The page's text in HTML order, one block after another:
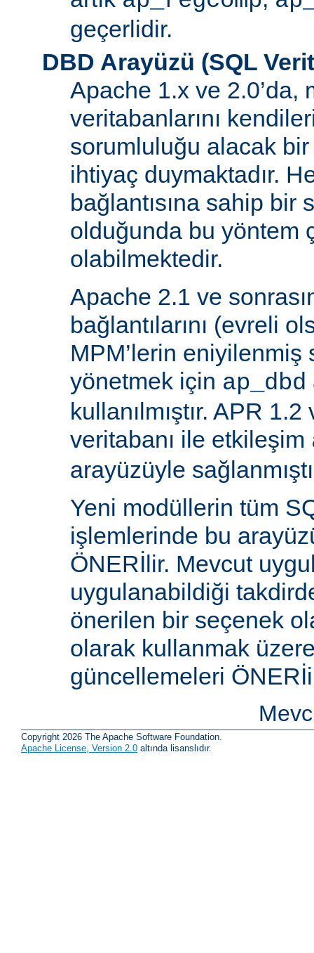
geçerlidir.
DBD Arayüzü (SQL
Apache 1.x ve 2.0’da,
veritabanlarını
sorumluluğu alacak bir
ihtiyaç duymaktadır.
bağlantısına sahip bir
olduğunda bu yöntem
olabilmektedir.
Apache 2.1 ve
bağlantılarını (evreli
MPM’lerin
yönetmek için ap_dbd
kullanılmıştır. APR
veritabanı ile etkileşim
arayüzüyle
Yeni modüllerin tüm
işlemlerinde bu
ÖNERİlir. Mevcut
uygulanabildiği
önerilen bir seçenek
olarak kullanmak
güncellemeleri
Copyright 2026 The Apache Software Foundation.
Apache License, Version 2.0 altında lisanslıdır.